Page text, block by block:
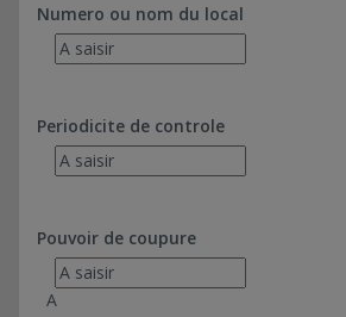
Numero ou nom du local
Periodicite de controle
Pouvoir de coupure
A